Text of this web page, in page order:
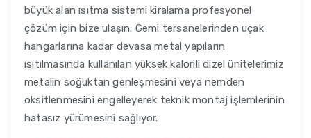
büyük alan ısıtma sistemi kiralama profesyonel
çözüm için bize ulaşın. Gemi tersanelerinden uçak
hangarlarına kadar devasa metal yapıların
ısıtılmasında kullanılan yüksek kalorili dizel ünitelerimiz
metalin soğuktan genleşmesini veya nemden
oksitlenmesini engelleyerek teknik montaj işlemlerinin
hatasız yürümesini sağlıyor.